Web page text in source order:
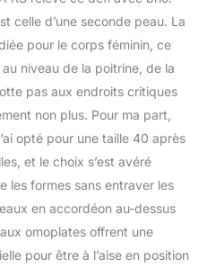
celle d’une seconde peau. La
pour le corps féminin, ce
niveau de la poitrine, de la
pas aux endroits critiques
non plus. Pour ma part,
opté pour une taille 40 après
et le choix s’est avéré
les formes sans entraver les
en accordéon au-dessus
omoplates offrent une
pour être à l’aise en position